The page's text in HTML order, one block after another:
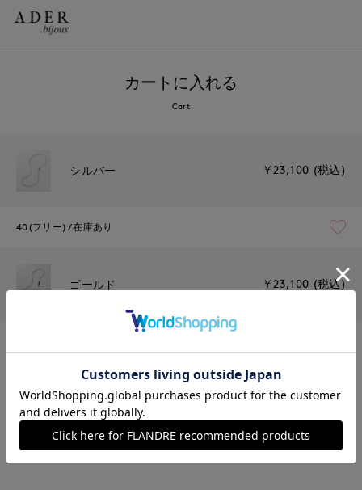
カートに入れる
Cart
シルバー ￥23,100 (税込)
40(フリー) 在庫あり
ゴールド ￥23,100 (税込)